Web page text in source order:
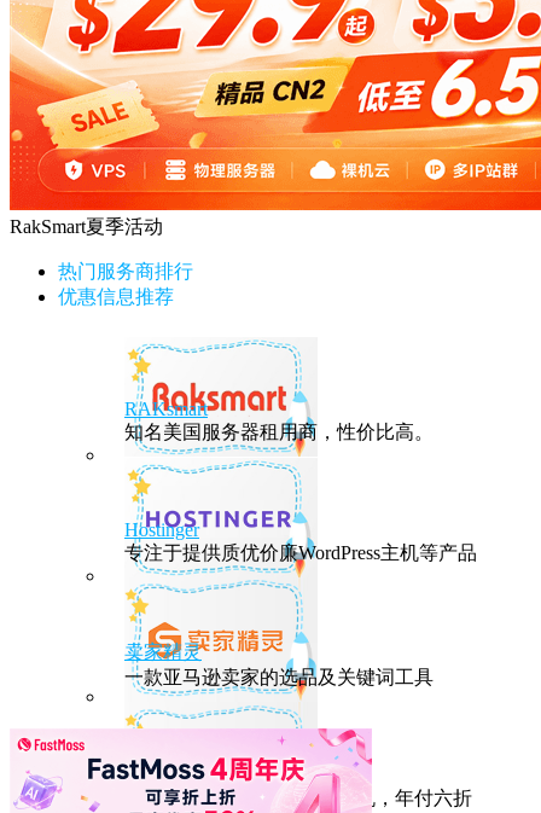
RakSmart夏季活动
热门服务商排行
优惠信息推荐
RAKsmart
知名美国服务器租用商，性价比高。
Hostinger
专注于提供质优价廉WordPress主机等产品
卖家精灵
一款亚马逊卖家的选品及关键词工具
HostEase
性能出众的高性价比美国主机，年付六折